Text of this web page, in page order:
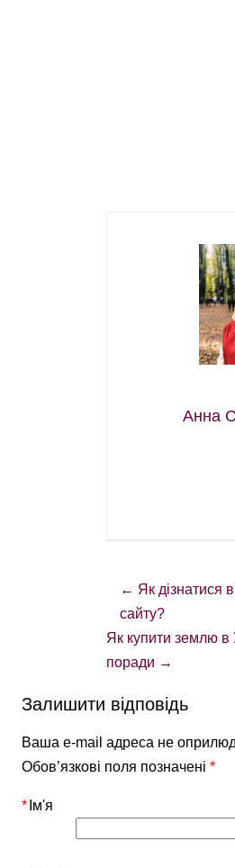
Анна
← Як дізнатися
сайту?
Як купити землю в
поради →
Залишити відповідь
Ваша e-mail адреса не
Обов’язкові поля позначені*
Ім'я
*